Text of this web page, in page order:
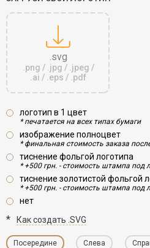
.svg
.png / .jpg / .jpeg /
.ai / .eps / .pdf
логотип в 1 цвет
* печатается на всех типах бумаги
изображение полноцвет
* финальная стоимость заказа
тиснение фольгой логотипа
* +500 грн. - стоимость штампа под
тиснение золотистой фольгой
* +500 грн. - стоимость штампа под
нет
* Как создать .SVG
Посередине Слева